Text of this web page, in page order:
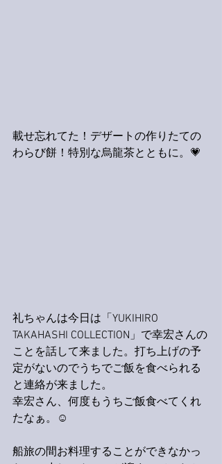
載せ忘れてた！デザートの作りたての
わらび餅！特別な烏龍茶とともに。💗
礼ちゃんは今日は「YUKIHIRO
TAKAHASHI COLLECTION」で幸宏さんの
ことを話して来ました。打ち上げの予
定がないのでうちでご飯を食べられる
と連絡が来ました。
幸宏さん、何度もうちご飯食べてくれ
たなぁ。☺️
船旅の間お料理することができなかっ